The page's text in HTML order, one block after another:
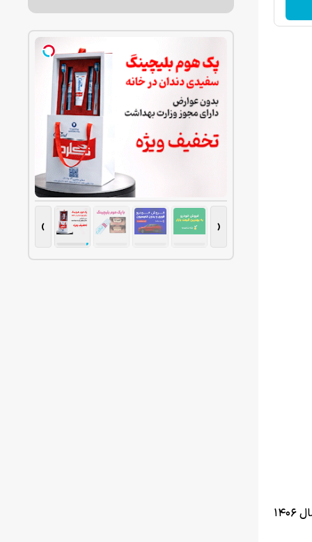
به نقل از ایسنا، سازمان سنجش آموزش کشور برنامه زمانی ثبت‌نام و برگزاری آزمون‌های دکتری و کارشناسی ارشد سال ۱۴۰۶
‹
›